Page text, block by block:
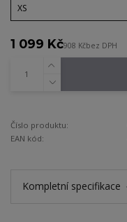
1 099 Kč908 Kčbez DPH
Číslo produktu:
EAN kód:
Kompletní specifikace